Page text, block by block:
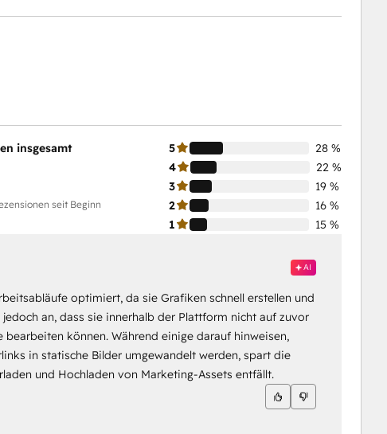
insgesamt
seit Beginn
5
28 %
4
22 %
3
19 %
2
16 %
1
15 %
AI
optimiert, da sie Grafiken schnell erstellen und
an, dass sie innerhalb der Plattform nicht auf zuvor
können. Während einige darauf hinweisen,
in statische Bilder umgewandelt werden, spart die
und Hochladen von Marketing-Assets entfällt.